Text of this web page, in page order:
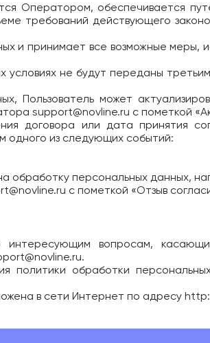
Оператором, обеспечивается
требований действующего
и принимает все возможные
условиях не будут переданы
Пользователь может
support@novline.ru с пометкой
договора или дата принятия
одного из следующих событий:
обработку персональных данных,
с пометкой «Отзыв
интересующим вопросам,
.
обработки
в сети Интернет по адресу